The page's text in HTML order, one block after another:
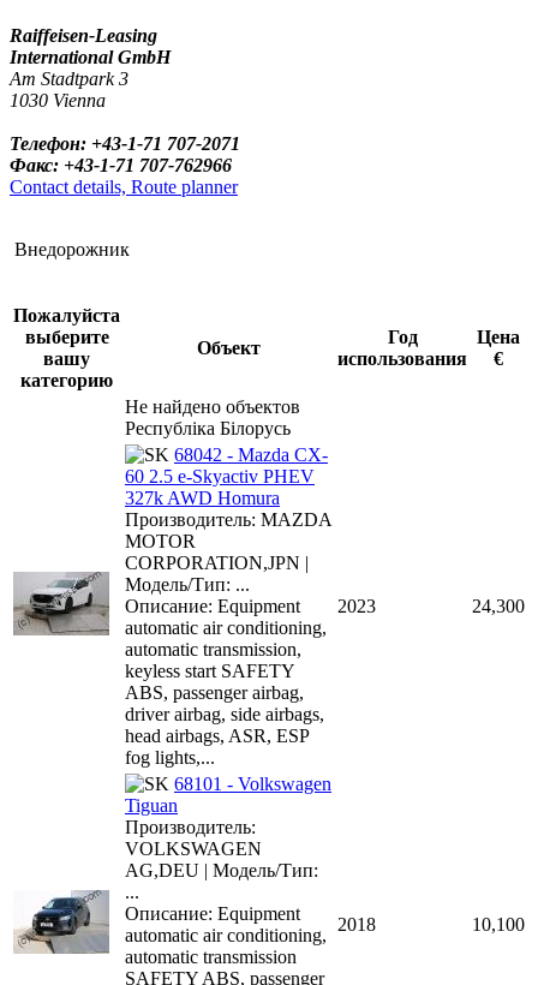
Raiffeisen-Leasing
International GmbH
Am Stadtpark 3
1030 Vienna
Телефон: +43-1-71 707-2071
Факс: +43-1-71 707-762966
Contact details, Route planner
Внедорожник
Пожалуйста
выберите
вашу
категорию
Объект
Год
использования
Цена
€
Не найдено объектов
Республіка Білорусь
68042 - Mazda CX-
60 2.5 e-Skyactiv PHEV
327k AWD Homura
Производитель: MAZDA
MOTOR
CORPORATION,JPN |
Модель/Тип: ...
Описание: Equipment
automatic air conditioning,
automatic transmission,
keyless start SAFETY
ABS, passenger airbag,
driver airbag, side airbags,
head airbags, ASR, ESP
fog lights,...
2023 24,300
68101 - Volkswagen
Tiguan
Производитель:
VOLKSWAGEN
AG,DEU | Модель/Тип:
...
Описание: Equipment
automatic air conditioning,
automatic transmission
SAFETY ABS, passenger
2018 10,100